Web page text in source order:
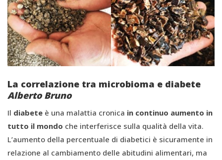
La correlazione tra microbioma e diabete
Alberto Bruno
Il diabete è una malattia cronica in continuo aumento in
tutto il mondo che interferisce sulla qualità della vita.
L’aumento della percentuale di diabetici è sicuramente in
relazione al cambiamento delle abitudini alimentari, ma